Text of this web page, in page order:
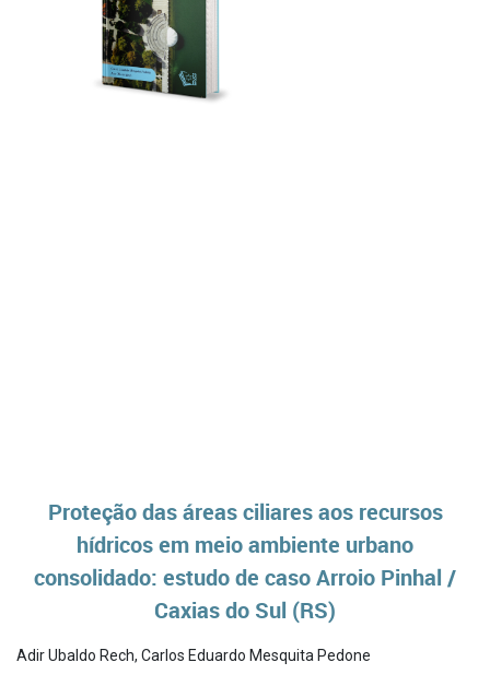
Proteção das áreas ciliares aos recursos
hídricos em meio ambiente urbano
consolidado: estudo de caso Arroio Pinhal /
Caxias do Sul (RS)
Adir Ubaldo Rech, Carlos Eduardo Mesquita Pedone